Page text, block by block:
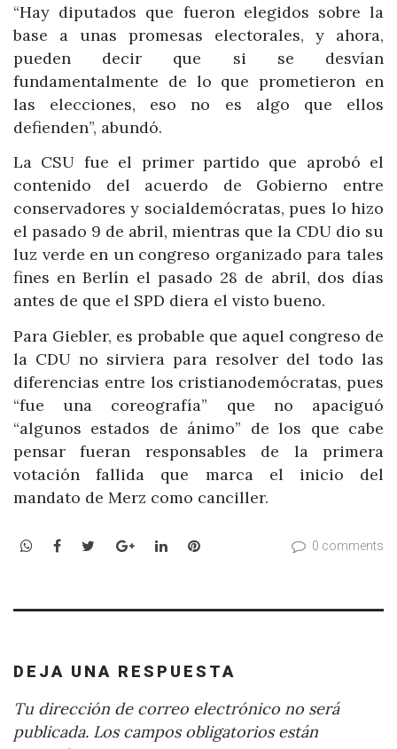
“Hay diputados que fueron elegidos sobre la
base a unas promesas electorales, y ahora,
pueden decir que si se desvían
fundamentalmente de lo que prometieron en
las elecciones, eso no es algo que ellos
defienden”, abundó.
La CSU fue el primer partido que aprobó el
contenido del acuerdo de Gobierno entre
conservadores y socialdemócratas, pues lo hizo
el pasado 9 de abril, mientras que la CDU dio su
luz verde en un congreso organizado para tales
fines en Berlín el pasado 28 de abril, dos días
antes de que el SPD diera el visto bueno.
Para Giebler, es probable que aquel congreso de
la CDU no sirviera para resolver del todo las
diferencias entre los cristianodemócratas, pues
“fue una coreografía” que no apaciguó
“algunos estados de ánimo” de los que cabe
pensar fueran responsables de la primera
votación fallida que marca el inicio del
mandato de Merz como canciller.
WhatsApp
Facebook
TwitterGoogle+LinkedInPinterest 0 comments
DEJA UNA RESPUESTA
Tu dirección de correo electrónico no será
publicada. Los campos obligatorios están